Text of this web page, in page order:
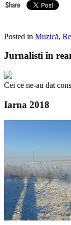
Posted in Muzică,
Jurnalisti în
Cei ce ne-au dat
Iarna 2018